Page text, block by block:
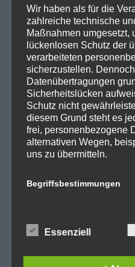
SPD Reinickendorf
SPD Fraktion in der BVV
SPD Berliner Mitte
Wichtige Links
SPD in Startseite
Wir haben als für die
zahlreiche technische
Maßnahmen umgesetzt,
lückenlosen Schutz der
verarbeiteten
sicherzustellen.
Datenübertragungen
Sicherheitslücken
Schutz nicht
diesem Grund steht es
frei, personenbezogene
alternativen Wegen,
uns zu übermitteln.
Begriffsbestimmungen
Begrifflichkeiten, die
Richtlinien- und
verwendet wurden.
Essenziell